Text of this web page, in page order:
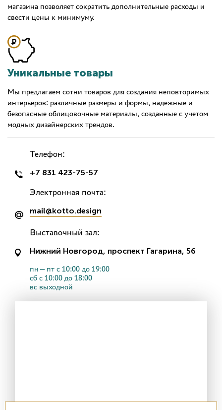
магазина позволяет сократить дополнительные расходы и
свести цены к минимуму.
Уникальные товары
Мы предлагаем сотни товаров для создания неповторимых
интерьеров: различные размеры и формы, надежные и
безопасные облицовочные материалы, созданные с учетом
модных дизайнерских трендов.
Телефон:
+7 831 423-75-57
Электронная почта:
mail@kotto.design
Выставочный зал:
Нижний Новгород, проспект Гагарина, 56
пн—пт с 10:00 до 19:00
сб с 10:00 до 18:00
вс выходной